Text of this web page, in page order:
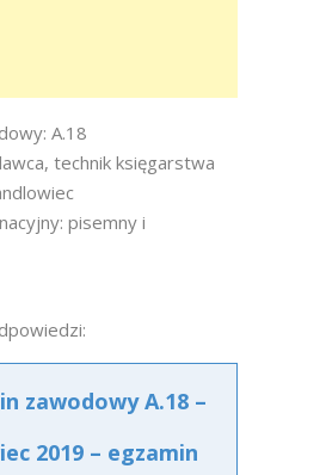
A.18
technik księgarstwa
pisemny i
zawodowy A.18 –
2019 – egzamin